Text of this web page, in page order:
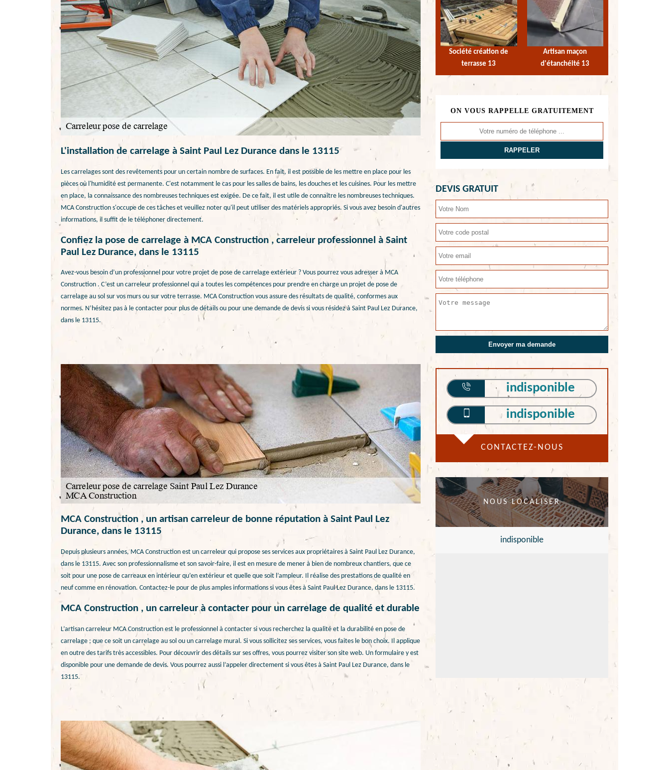
L'installation de carrelage à Saint Paul Lez Durance dans le 13115
Les carrelages sont des revêtements pour un certain nombre de surfaces. En fait, il est possible de les mettre en place pour les
pièces où l'humidité est permanente. C'est notamment le cas pour les salles de bains, les douches et les cuisines. Pour les mettre
en place, la connaissance des nombreuses techniques est exigée. De ce fait, il est utile de connaître les nombreuses techniques.
MCA Construction s'occupe de ces tâches et veuillez noter qu'il peut utiliser des matériels appropriés. Si vous avez besoin d'autres
informations, il suffit de le téléphoner directement.
Confiez la pose de carrelage à MCA Construction , carreleur professionnel à Saint
Paul Lez Durance, dans le 13115
Avez-vous besoin d’un professionnel pour votre projet de pose de carrelage extérieur ? Vous pourrez vous adresser à MCA
Construction . C’est un carreleur professionnel qui a toutes les compétences pour prendre en charge un projet de pose de
carrelage au sol sur vos murs ou sur votre terrasse. MCA Construction vous assure des résultats de qualité, conformes aux
normes. N’hésitez pas à le contacter pour plus de détails ou pour une demande de devis si vous résidez à Saint Paul Lez Durance,
dans le 13115.
MCA Construction , un artisan carreleur de bonne réputation à Saint Paul Lez
Durance, dans le 13115
Depuis plusieurs années, MCA Construction est un carreleur qui propose ses services aux propriétaires à Saint Paul Lez Durance,
dans le 13115. Avec son professionnalisme et son savoir-faire, il est en mesure de mener à bien de nombreux chantiers, que ce
soit pour une pose de carreaux en intérieur qu’en extérieur et quelle que soit l’ampleur. Il réalise des prestations de qualité en
neuf comme en rénovation. Contactez-le pour de plus amples informations si vous êtes à Saint Paul Lez Durance, dans le 13115.
MCA Construction , un carreleur à contacter pour un carrelage de qualité et durable
L’artisan carreleur MCA Construction est le professionnel à contacter si vous recherchez la qualité et la durabilité en pose de
carrelage ; que ce soit un carrelage au sol ou un carrelage mural. Si vous sollicitez ses services, vous faites le bon choix. Il applique
en outre des tarifs très accessibles. Pour découvrir des détails sur ses offres, vous pourrez visiter son site web. Un formulaire y est
disponible pour une demande de devis. Vous pourrez aussi l’appeler directement si vous êtes à Saint Paul Lez Durance, dans le
13115.
Société création de
terrasse 13
Artisan maçon
d'étanchéité 13
ON VOUS RAPPELLE GRATUITEMENT
DEVIS GRATUIT
indisponible
indisponible
CONTACTEZ-NOUS
NOUS LOCALISER
indisponible